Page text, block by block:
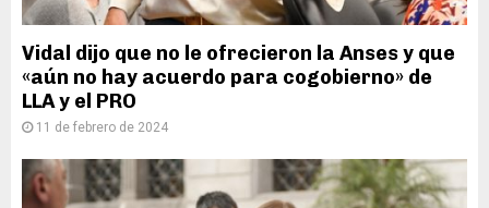
Vidal dijo que no le ofrecieron la Anses y que
«aún no hay acuerdo para cogobierno» de
LLA y el PRO
11 de febrero de 2024